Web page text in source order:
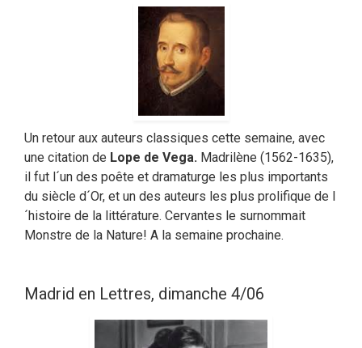
Un retour aux auteurs classiques cette semaine, avec
une citation de Lope de Vega. Madrilène (1562-1635),
il fut l´un des poête et dramaturge les plus importants
du siècle d´Or, et un des auteurs les plus prolifique de l
´histoire de la littérature. Cervantes le surnommait
Monstre de la Nature! A la semaine prochaine.
Madrid en Lettres, dimanche 4/06